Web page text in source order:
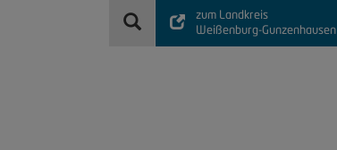
zum Landkreis
Weißenburg-Gunzenhausen